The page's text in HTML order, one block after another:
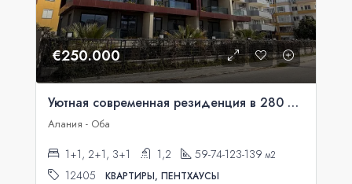
€250.000
Уютная современная резиденция в 280 м от моря в гостеприимном районе Оба
Алания - Оба
1+1, 2+1, 3+1 1,2 59-74-123-139 м2
12405 КВАРТИРЫ, ПЕНТХАУСЫ